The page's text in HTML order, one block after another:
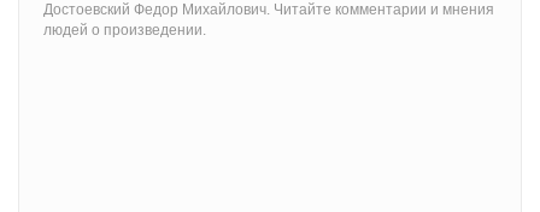
Достоевский Федор Михайлович. Читайте комментарии и мнения
людей о произведении.